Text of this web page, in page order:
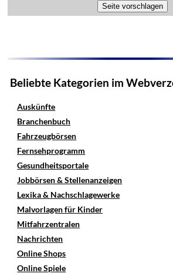
Beliebte Kategorien im
Auskünfte
Branchenbuch
Fahrzeugbörsen
Fernsehprogramm
Gesundheitsportale
Jobbörsen & Stellenanzeigen
Lexika & Nachschlagewerke
Malvorlagen für Kinder
Mitfahrzentralen
Nachrichten
Online Shops
Online Spiele